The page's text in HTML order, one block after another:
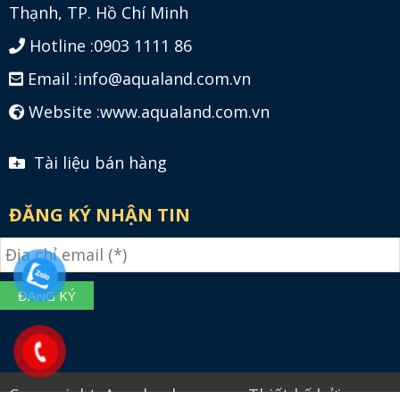
Thạnh, TP. Hồ Chí Minh
Hotline :0903 1111 86
Email :info@aqualand.com.vn
Website :www.aqualand.com.vn
Tài liệu bán hàng
ĐĂNG KÝ NHẬN TIN
Coppyright: Aqualand.com.vn - Thiết kế bởi: